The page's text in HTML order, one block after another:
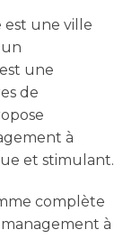
est une ville
une
de
à
et stimulant.
complète
à